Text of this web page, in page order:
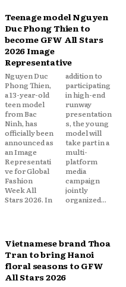
Teenage model Nguyen
Duc Phong Thien to
become GFW All Stars
2026 Image
Representative
Nguyen Duc
Phong Thien,
a 13-year-old
teen model
from Bac
Ninh, has
officially been
announced as
an Image
Representati
ve for Global
Fashion
Week All
Stars 2026. In
addition to
participating
in high-end
runway
presentation
s, the young
model will
take part in a
multi-
platform
media
campaign
jointly
organized...
Vietnamese brand Thoa
Tran to bring Hanoi
floral seasons to GFW
All Stars 2026